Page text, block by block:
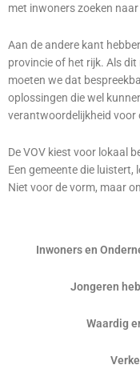
met inwoners zoeken
Aan de andere kant
provincie of het rijk. Als
moeten we dat
oplossingen die wel
verantwoordelijkheid voor
De VOV kiest voor lokaal
Een gemeente die
Niet voor de vorm, maar
Inwoners en
Jongeren
Waardig